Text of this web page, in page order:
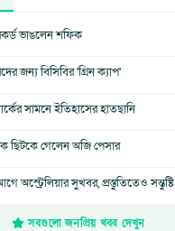
ভাঙলেন শফিক
জন্য বিসিবির 'গ্রিন ক্যাপ'
সামনে ইতিহাসের হাতছানি
ছিটকে গেলেন অজি পেসার
অস্ট্রেলিয়ার সুখবর, প্রস্তুতিতেও সন্তুষ্টি
সবগুলো জনপ্রিয় খবর দেখুন